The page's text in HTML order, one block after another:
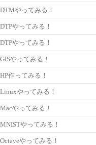
DTMやってみる！
DTPやってみる！
DTPやってみる！
GISやってみる！
HP作ってみる！
Linuxやってみる！
Macやってみる！
MNISTやってみる！
Octaveやってみる！